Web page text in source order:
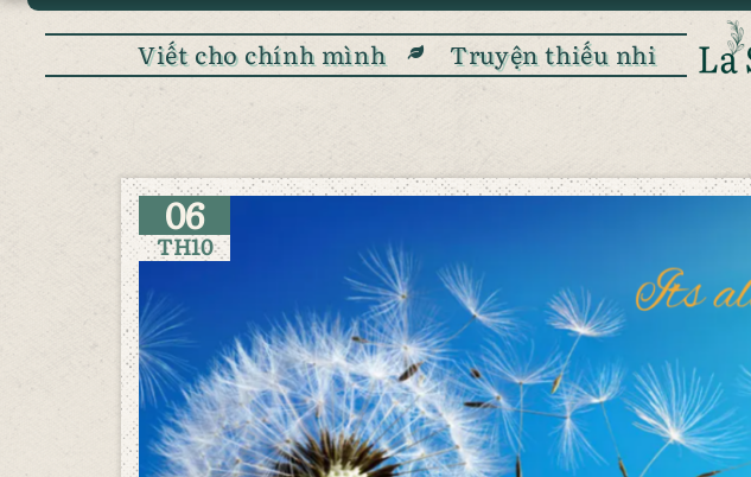
Viết cho chính mình Truyện thiếu nhi
06
TH10